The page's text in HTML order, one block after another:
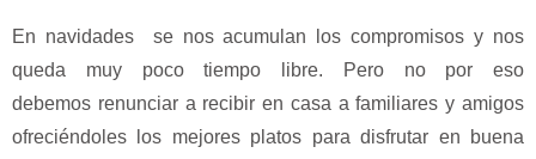
En navidades se nos acumulan los compromisos y nos
queda muy poco tiempo libre. Pero no por eso
debemos renunciar a recibir en casa a familiares y amigos
ofreciéndoles los mejores platos para disfrutar en buena